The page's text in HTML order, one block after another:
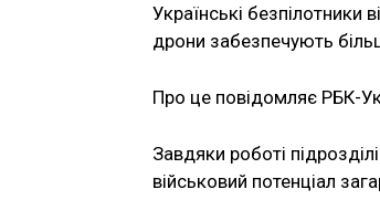
Українські безпілотники
дрони забезпечують
Про це повідомляє РБК-
Завдяки роботі
військовий потенціал